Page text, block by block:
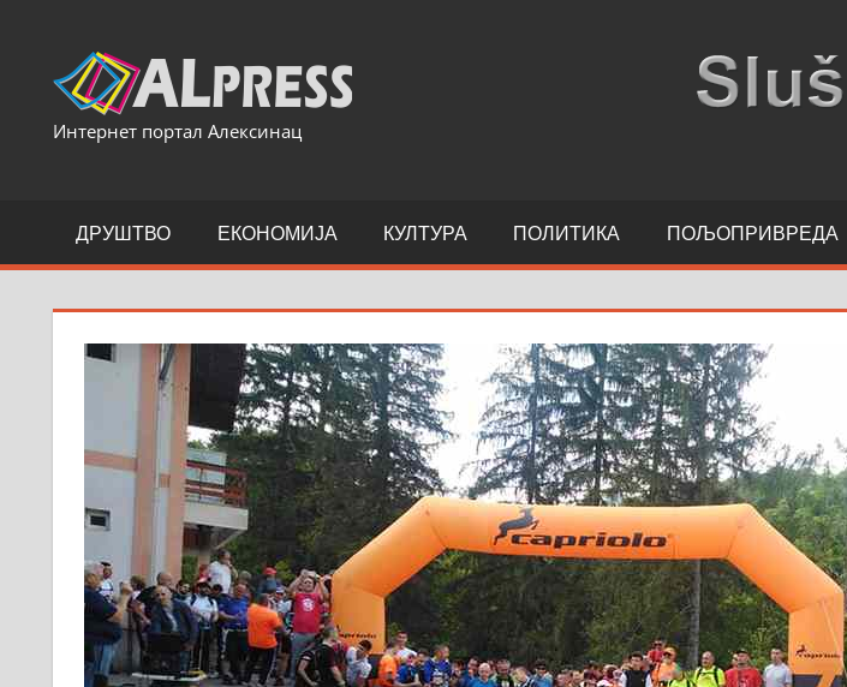
content
Интернет портал Алексинац
ДРУШТВО ЕКОНОМИЈА КУЛТУРА ПОЛИТИКА ПОЉОПРИВРЕДА